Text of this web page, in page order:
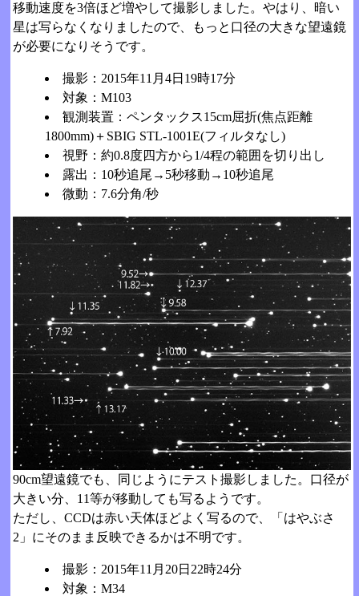
移動速度を3倍ほど増やして撮影しました。やはり、暗い
星は写らなくなりましたので、もっと口径の大きな望遠鏡
が必要になりそうです。
撮影：2015年11月4日19時17分
対象：M103
観測装置：ペンタックス15cm屈折(焦点距離
1800mm)＋SBIG STL-1001E(フィルタなし)
視野：約0.8度四方から1/4程の範囲を切り出し
露出：10秒追尾→5秒移動→10秒追尾
微動：7.6分角/秒
90cm望遠鏡でも、同じようにテスト撮影しました。口径が
大きい分、11等が移動しても写るようです。
ただし、CCDは赤い天体ほどよく写るので、「はやぶさ
2」にそのまま反映できるかは不明です。
撮影：2015年11月20日22時24分
対象：M34